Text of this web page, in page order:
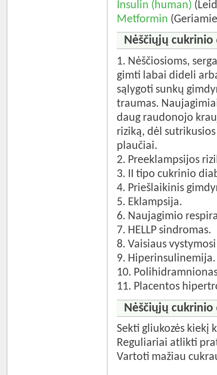
Insulin (human)
Metformin
Nėščiųjų
1. Nėščiosioms,
gimti labai dideli
sąlygoti sunkų
traumas.
daug raudonojo
riziką, dėl
plaučiai.
2. Preeklampsijos
3. II tipo cukrinio
4. Priešlaikinis
5. Eklampsija.
6. Naujagimio
7. HELLP sindromas.
8. Vaisiaus
9. Hiperinsulinemija.
10.
11. Placentos
Nėščiųjų
Sekti gliukozės kiekį
Reguliariai atlikti
Vartoti mažiau